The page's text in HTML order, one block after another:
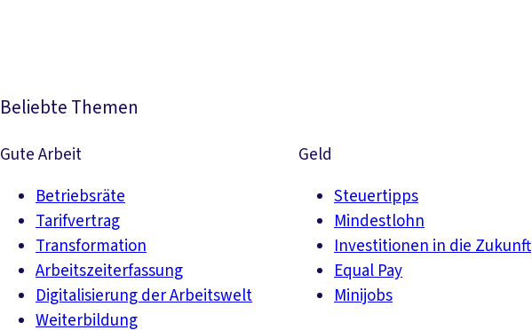
Beliebte Themen
Gute Arbeit
Betriebsräte
Tarifvertrag
Transformation
Arbeitszeiterfassung
Digitalisierung der Arbeitswelt
Weiterbildung
Geld
Steuertipps
Mindestlohn
Investitionen in die Zukunft
Equal Pay
Minijobs